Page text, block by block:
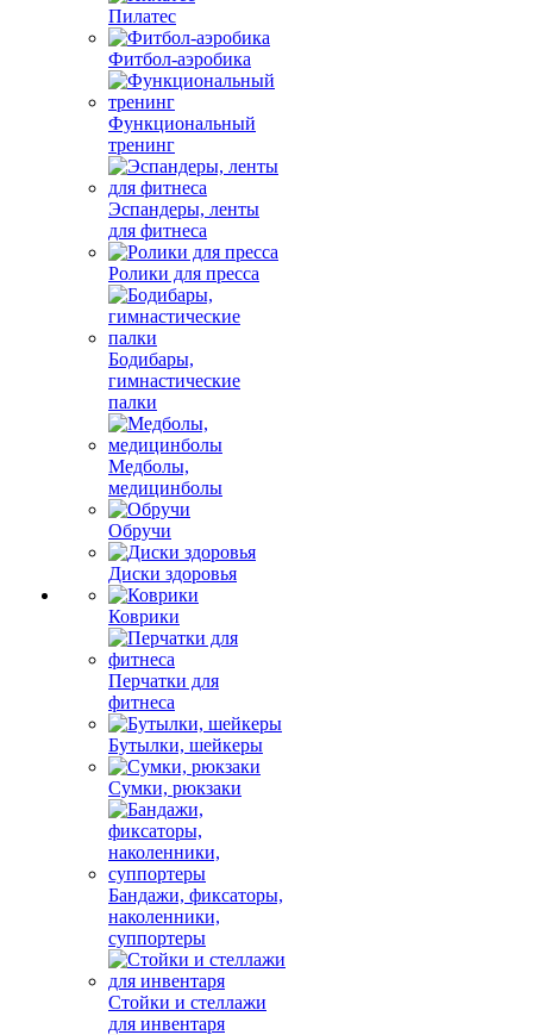
Пилатес
Фитбол-аэробика
Функциональный
тренинг
Эспандеры, ленты
для фитнеса
Ролики для пресса
Бодибары,
гимнастические
палки
Медболы,
медицинболы
Обручи
Диски здоровья
Коврики
Перчатки для
фитнеса
Бутылки, шейкеры
Сумки, рюкзаки
Бандажи, фиксаторы,
наколенники,
суппортеры
Стойки и стеллажи
для инвентаря